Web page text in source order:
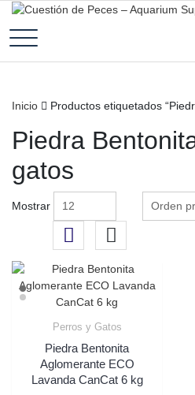
Cuestión de
Aquarium
Inicio Productos etiquetados
Piedra
gatos
Mostrar
Perros y Gatos
Piedra Bentonita
Aglomerante ECO
Lavanda CanCat 6 kg